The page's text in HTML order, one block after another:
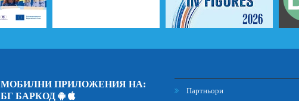
МОБИЛНИ ПРИЛОЖЕНИЯ НА:
БГ БАРКОД
Партньори